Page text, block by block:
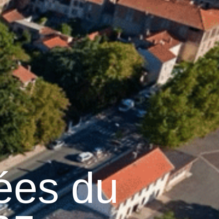
Services pratiques 23 °C
du